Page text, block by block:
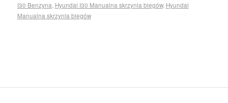
I30 Benzyna Hyundai I30 Manualna skrzynia biegów, Hyundai
Manualna skrzynia biegów